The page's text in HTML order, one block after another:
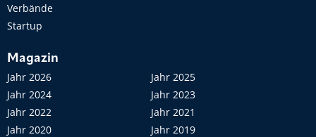
Verbände
Startup
Magazin
Jahr 2026
Jahr 2025
Jahr 2024
Jahr 2023
Jahr 2022
Jahr 2021
Jahr 2020
Jahr 2019